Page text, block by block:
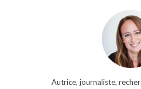
Autrice, journaliste,